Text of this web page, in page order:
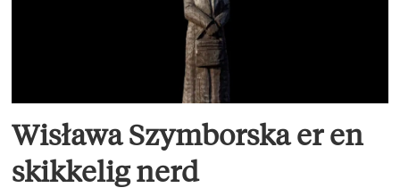
Wisława Szymborska er en
skikkelig nerd